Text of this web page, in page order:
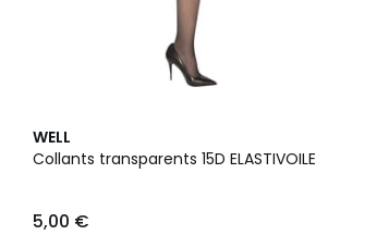
WELL
Collants transparents 15D ELASTIVOILE
5,00 €
6
Couleurs